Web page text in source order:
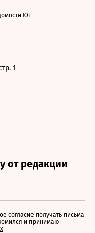
Юг
1
согласие получать письма
и принимаю